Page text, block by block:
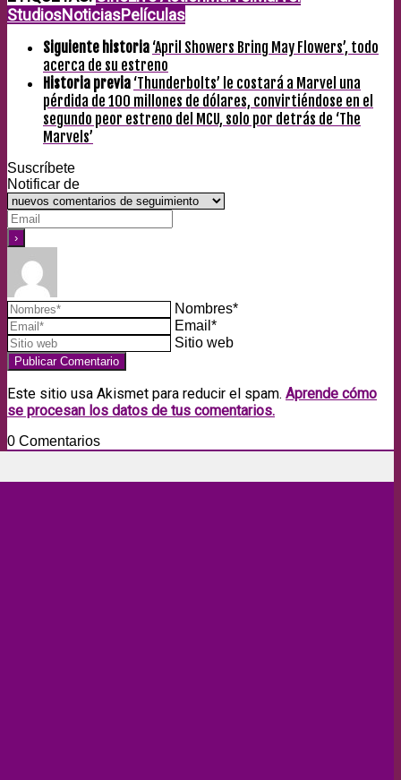
StudiosNoticiasPelículas
Siguiente historia ‘April Showers Bring May Flowers’, todo
acerca de su estreno
Historia previa ‘Thunderbolts’ le costará a Marvel una
pérdida de 100 millones de dólares, convirtiéndose en el
segundo peor estreno del MCU, solo por detrás de ‘The
Marvels’
Suscríbete
Notificar de
Nombres*
Email*
Sitio web
Este sitio usa Akismet para reducir el spam. Aprende cómo
se procesan los datos de tus comentarios.
0 Comentarios